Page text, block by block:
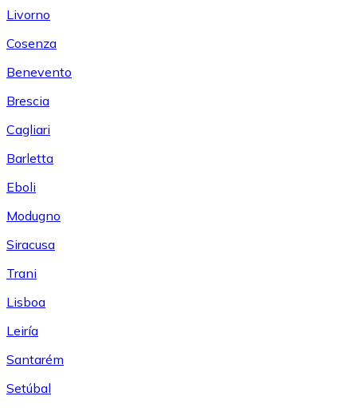
Livorno
Cosenza
Benevento
Brescia
Cagliari
Barletta
Eboli
Modugno
Siracusa
Trani
Lisboa
Leiría
Santarém
Setúbal